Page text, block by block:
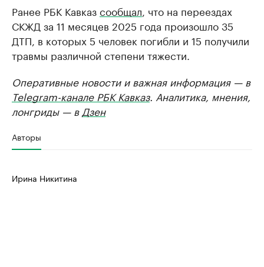
Ранее РБК Кавказсообщал , что на переездах
СКЖД за 11 месяцев 2025 года произошло 35
ДТП, в которых 5 человек погибли и 15 получили
травмы различной степени тяжести.
Оперативные новости и важная информация — в
Telegram-канале РБК Кавказ. Аналитика, мнения,
лонгриды — в Дзен
Авторы
Ирина Никитина